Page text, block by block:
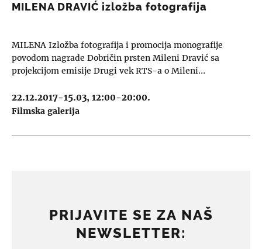
MILENA DRAVIĆ izložba fotografija
MILENA Izložba fotografija i promocija monografije
povodom nagrade Dobričin prsten Mileni Dravić sa
projekcijom emisije Drugi vek RTS-a o Mileni…
22.12.2017-15.03, 12:00-20:00.
Filmska galerija
PRIJAVITE SE ZA NAŠ
NEWSLETTER: